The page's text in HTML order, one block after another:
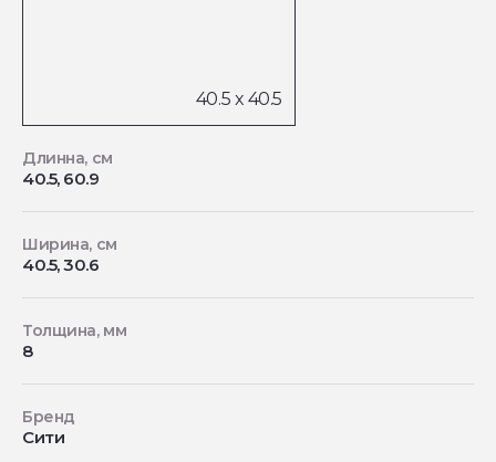
Длинна, см
40.5, 60.9
Ширина, см
40.5, 30.6
Толщина, мм
8
Бренд
Сити